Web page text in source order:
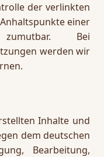
der verlinkten
einer
Bei
werden wir
Inhalte und
dem deutschen
Bearbeitung,